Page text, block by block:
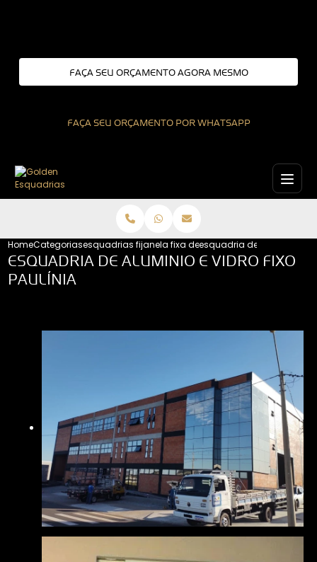
FAÇA SEU ORÇAMENTO AGORA MESMO
FAÇA SEU ORÇAMENTO POR WHATSAPP
HomeCategoriasesquadrias fixasjanela fixa de aluminioesquadria de aluminio e
ESQUADRIA DE ALUMINIO E VIDRO FIXO
PAULÍNIA